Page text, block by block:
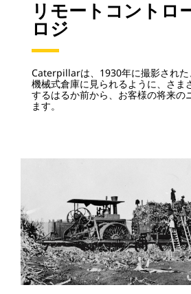
リモートコントロ
ロジ
Caterpillarは、1930年に撮影された
機械式倉庫に見られるように、さま
するはるか前から、お客様の将来の
ます。